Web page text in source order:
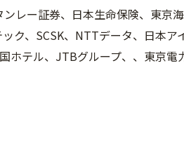
レー証券、日本生命保険、東京
ク、SCSK、NTTデータ、日本ア
ホテル、JTBグループ、、東京電